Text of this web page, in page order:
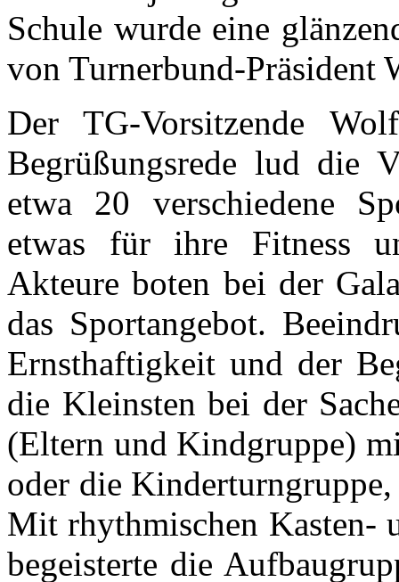
Schule wurde eine
von Turnerbund-Präsident
Der TG-Vorsitzende
Begrüßungsrede lud die
etwa 20 verschiedene
etwas für ihre Fitness
Akteure boten bei der
das Sportangebot.
Ernsthaftigkeit und der
die Kleinsten bei der
(Eltern und Kindgruppe)
oder die
Mit rhythmischen Kasten-
begeisterte die